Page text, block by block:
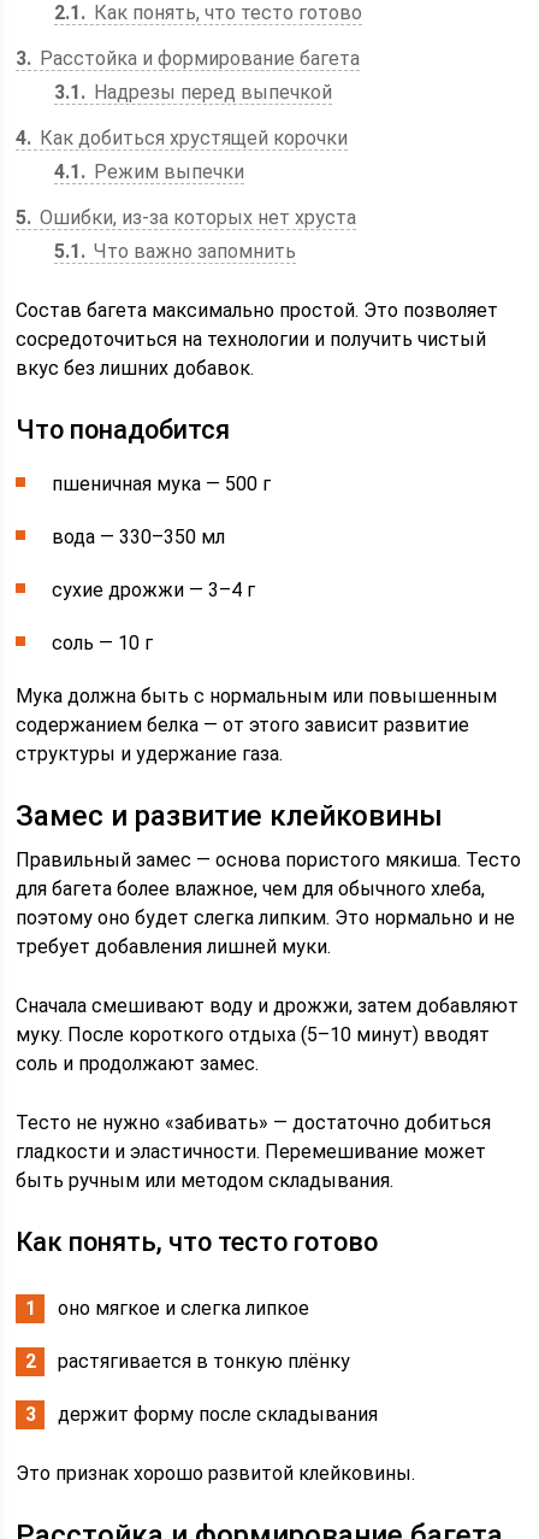
2.1
Как понять, что тесто готово
3
Расстойка и формирование багета
3.1
Надрезы перед выпечкой
4
Как добиться хрустящей корочки
4.1
Режим выпечки
5 Ошибки, из-за которых нет хруста
5.1
Что важно запомнить
Состав багета максимально простой. Это позволяет
сосредоточиться на технологии и получить чистый
вкус без лишних добавок.
Что понадобится
пшеничная мука — 500 г
вода — 330–350 мл
сухие дрожжи — 3–4 г
соль — 10 г
Мука должна быть с нормальным или повышенным
содержанием белка — от этого зависит развитие
структуры и удержание газа.
Замес и развитие клейковины
Правильный замес — основа пористого мякиша. Тесто
для багета более влажное, чем для обычного хлеба,
поэтому оно будет слегка липким. Это нормально и не
требует добавления лишней муки.
Сначала смешивают воду и дрожжи, затем добавляют
муку. После короткого отдыха (5–10 минут) вводят
соль и продолжают замес.
Тесто не нужно «забивать» — достаточно добиться
гладкости и эластичности. Перемешивание может
быть ручным или методом складывания.
Как понять, что тесто готово
оно мягкое и слегка липкое
растягивается в тонкую плёнку
держит форму после складывания
Это признак хорошо развитой клейковины.